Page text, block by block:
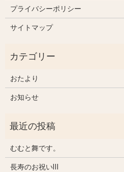
プライバシーポリシー
サイトマップ
おたより
お知らせ
むむと舞です。
長寿のお祝いⅢ